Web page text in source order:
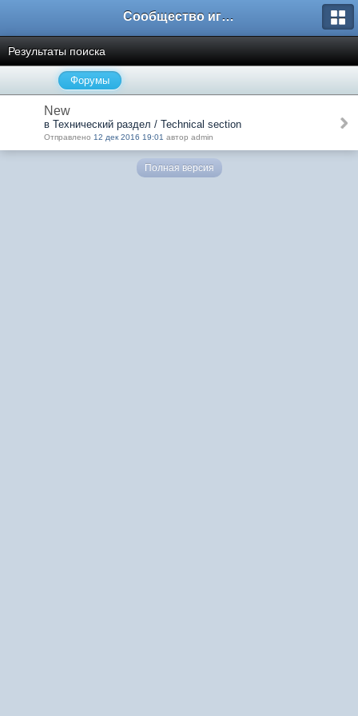
Сообщество игроков L2BesT.Org
Результаты поиска
Форумы
New
в Технический раздел / Technical section
Отправлено 12 дек 2016 19:01 автор admin
Полная версия